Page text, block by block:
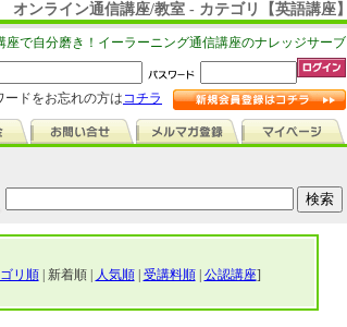
オンライン通信講座/教室 - カテゴリ【英語講座】
座で自分磨き！イーラーニング通信講座のナレッジサーブ
ードをお忘れの方はコチラ
リ順| 新着順 | 人気順| 受講料順| 公認講座]